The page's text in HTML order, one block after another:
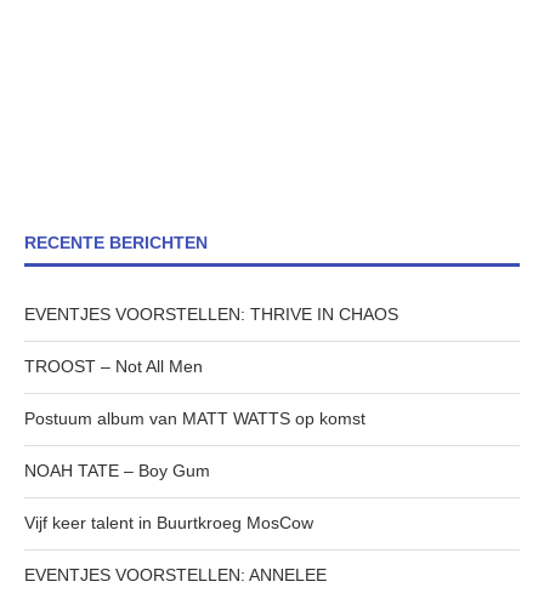
RECENTE BERICHTEN
EVENTJES VOORSTELLEN: THRIVE IN CHAOS
TROOST – Not All Men
Postuum album van MATT WATTS op komst
NOAH TATE – Boy Gum
Vijf keer talent in Buurtkroeg MosCow
EVENTJES VOORSTELLEN: ANNELEE